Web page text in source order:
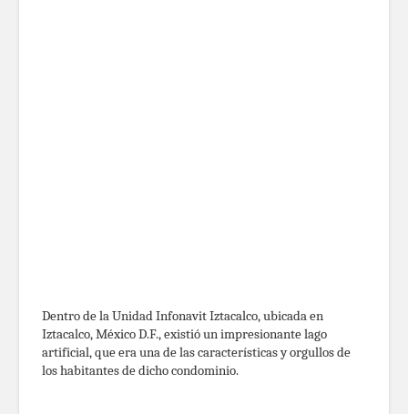
Dentro de la Unidad Infonavit Iztacalco, ubicada en
Iztacalco, México D.F., existió un impresionante lago
artificial, que era una de las características y orgullos de
los habitantes de dicho condominio.